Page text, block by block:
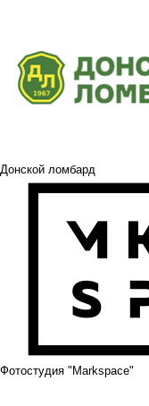
Донской ломбард
Фотостудия "Markspace"